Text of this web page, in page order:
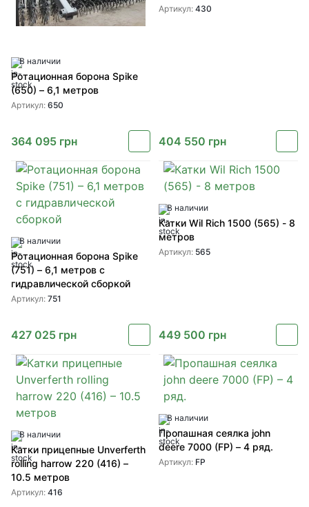
В наличии
Ротационная борона Spike
(650) – 6,1 метров
Артикул: 650
364 095 грн
Артикул: 430
404 550 грн
В наличии
Ротационная борона Spike
(751) – 6,1 метров с
гидравлической сборкой
Артикул: 751
427 025 грн
В наличии
Катки Wil Rich 1500 (565) - 8
метров
Артикул: 565
449 500 грн
В наличии
Катки прицепные Unverferth
rolling harrow 220 (416) –
10.5 метров
Артикул: 416
В наличии
Пропашная сеялка john
deere 7000 (FP) – 4 ряд.
Артикул: FP